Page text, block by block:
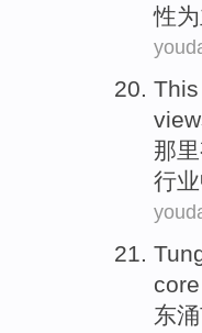
性
那里
行业
core
东涌